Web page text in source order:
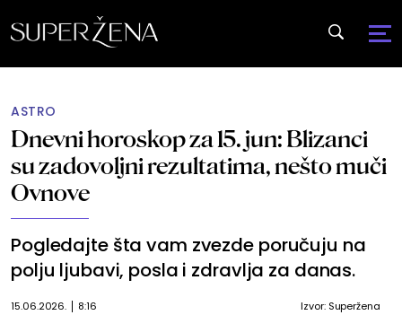
ASTRO
Dnevni horoskop za 15. jun: Blizanci
su zadovoljni rezultatima, nešto muči
Ovnove
Pogledajte šta vam zvezde poručuju na
polju ljubavi, posla i zdravlja za danas.
15.06.2026. 8:16 Izvor: Superžena